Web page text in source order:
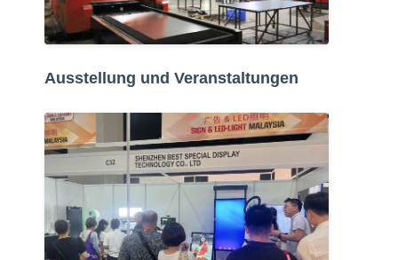
Ausstellung und Veranstaltungen